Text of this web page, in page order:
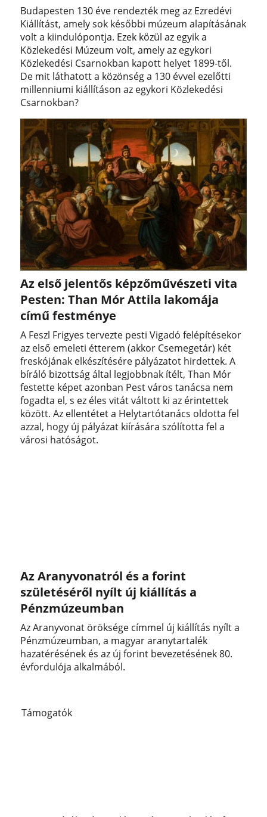
Budapesten 130 éve rendezték meg az Ezredévi
Kiállítást, amely sok későbbi múzeum alapításának
volt a kiindulópontja. Ezek közül az egyik a
Közlekedési Múzeum volt, amely az egykori
Közlekedési Csarnokban kapott helyet 1899-től.
De mit láthatott a közönség a 130 évvel ezelőtti
millenniumi kiállításon az egykori Közlekedési
Csarnokban?
Az első jelentős képzőművészeti vita
Pesten: Than Mór Attila lakomája
című festménye
A Feszl Frigyes tervezte pesti Vigadó felépítésekor
az első emeleti étterem (akkor Csemegetár) két
freskójának elkészítésére pályázatot hirdettek. A
bíráló bizottság által legjobbnak ítélt, Than Mór
festette képet azonban Pest város tanácsa nem
fogadta el, s ez éles vitát váltott ki az érintettek
között. Az ellentétet a Helytartótanács oldotta fel
azzal, hogy új pályázat kiírására szólította fel a
városi hatóságot.
Az Aranyvonatról és a forint
születéséről nyílt új kiállítás a
Pénzmúzeumban
Az Aranyvonat öröksége címmel új kiállítás nyílt a
Pénzmúzeumban, a magyar aranytartalék
hazatérésének és az új forint bevezetésének 80.
évfordulója alkalmából.
Támogatók